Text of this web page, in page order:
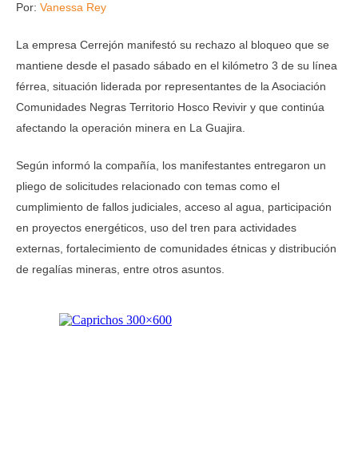
Por: Vanessa Rey
La empresa Cerrejón manifestó su rechazo al bloqueo que se
mantiene desde el pasado sábado en el kilómetro 3 de su línea
férrea, situación liderada por representantes de la Asociación
Comunidades Negras Territorio Hosco Revivir y que continúa
afectando la operación minera en La Guajira.
Según informó la compañía, los manifestantes entregaron un
pliego de solicitudes relacionado con temas como el
cumplimiento de fallos judiciales, acceso al agua, participación
en proyectos energéticos, uso del tren para actividades
externas, fortalecimiento de comunidades étnicas y distribución
de regalías mineras, entre otros asuntos.